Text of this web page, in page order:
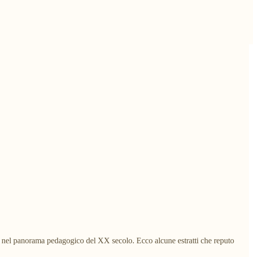
panorama pedagogico del XX secolo. Ecco alcune estratti che reputo